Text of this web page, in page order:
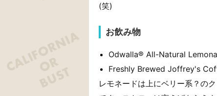
(笑)
お飲み物
Odwalla® All-Natural
Freshly Brewed Joffrey's
レモネードは上にベリー系？の